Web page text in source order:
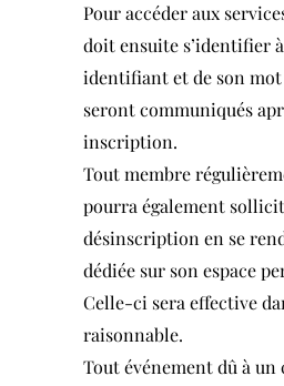
Pour accéder aux
doit ensuite s’identifier à
identifiant et de son mot
seront communiqués
inscription.
Tout membre
pourra également
désinscription en se
dédiée sur son espace
Celle-ci sera effective
raisonnable.
Tout événement dû à un